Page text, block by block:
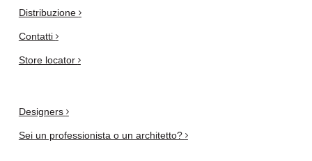
Distribuzione
Contatti
Store locator
Designers
Sei un professionista o un architetto?